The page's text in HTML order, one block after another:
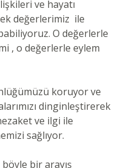
ve hayatı
değerlerimiz  ile
O değerlerle
, o değerlerle eylem
koruyor ve
dinginleştirerek
ve ilgi ile
sağlıyor.
bir arayış